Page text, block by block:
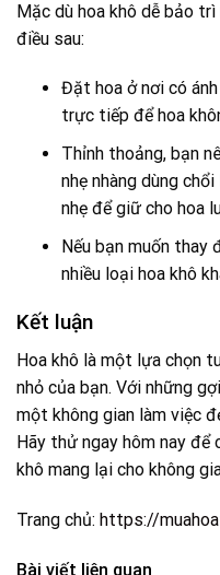
Mặc dù hoa khô dễ bảo
điều sau:
Đặt hoa ở nơi có
trực tiếp để hoa
Thỉnh thoảng, bạn
nhẹ nhàng dùng
nhẹ để giữ cho hoa
Nếu bạn muốn thay
nhiều loại hoa khô
Kết luận
Hoa khô là một lựa chọn
nhỏ của bạn. Với những
một không gian làm việc
Hãy thử ngay hôm nay để
khô mang lại cho không
Trang chủ: https://
Bài viết liên quan